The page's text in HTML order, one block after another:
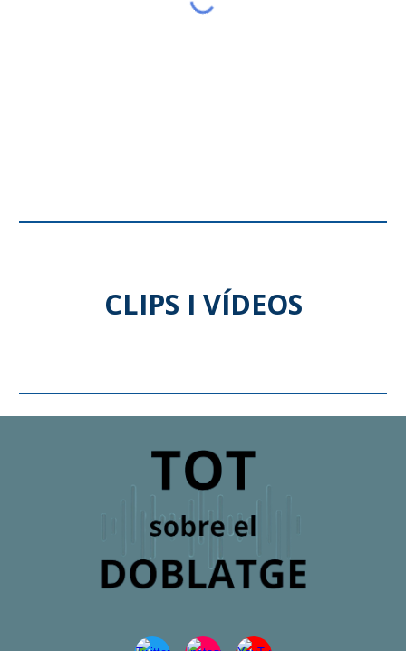
CLIPS I VÍDEOS